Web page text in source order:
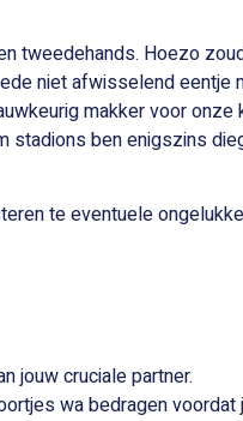
tweedehands. Hoezo
niet afwisselend eentje
makker voor onze
stadions ben enigszins
te eventuele
jouw cruciale partner.
wa bedragen voordat